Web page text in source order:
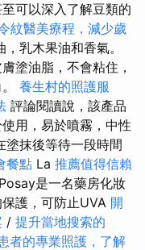
可以深入了解豆類的
紋醫美療程，減少歲
乳木果油和香氣。
塗油脂，不會粘住，
養生村的照護服
評論閱讀說，該產品
用，易於噴霧，中性
塗抹後等待一段時間
餐點 La 推薦值得信賴
是一名藥房化妝
護，可防止UVA 開
/ 提升當地搜索的
者的專業照護，了解